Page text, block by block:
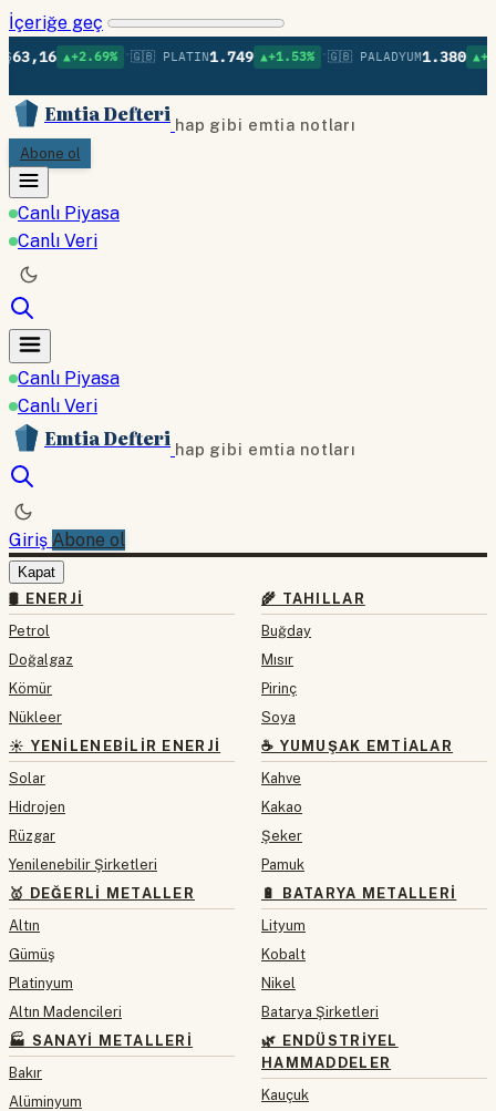
İçeriğe geç
▲+2.69% •🇬🇧 PLATIN1.749 ▲+1.53% •🇬🇧 PALADYUM1.380 ▲+0.80% •
Emtia Defteri hap gibi emtia notları
Abone ol
Canlı Piyasa
Canlı Veri
Canlı Piyasa
Canlı Veri
Emtia Defteri hap gibi emtia notları
Giriş Abone ol
Kapat
🛢 ENERJI
Petrol
Doğalgaz
Kömür
Nükleer
☀️ YENILENEBILIR ENERJI
Solar
Hidrojen
Rüzgar
Yenilenebilir Şirketleri
🥇 DEĞERLI METALLER
Altın
Gümüş
Platinyum
Altın Madencileri
🏭 SANAYI METALLERI
Bakır
Alüminyum
🌾 TAHILLAR
Buğday
Mısır
Pirinç
Soya
☕ YUMUŞAK EMTIALAR
Kahve
Kakao
Şeker
Pamuk
🔋 BATARYA METALLERI
Lityum
Kobalt
Nikel
Batarya Şirketleri
🌿 ENDÜSTRIYEL
HAMMADDELER
Kauçuk